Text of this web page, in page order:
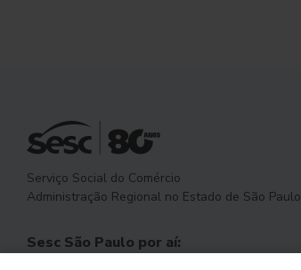
Serviço Social do Comércio
Administração Regional no Estado de São Paulo
Sesc São Paulo por aí: